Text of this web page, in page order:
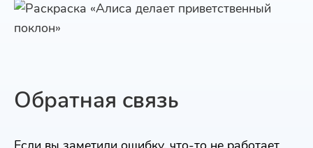
Обратная связь